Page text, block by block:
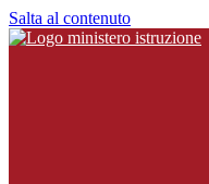
Salta al contenuto